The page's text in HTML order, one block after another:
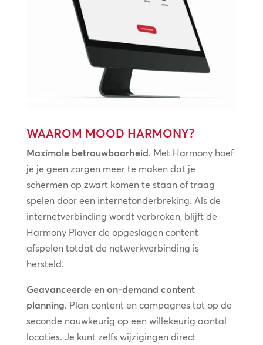
WAAROM MOOD HARMONY?
Maximale betrouwbaarheid. Met Harmony hoef
je je geen zorgen meer te maken dat je
schermen op zwart komen te staan of traag
spelen door een internetonderbreking. Als de
internetverbinding wordt verbroken, blijft de
Harmony Player de opgeslagen content
afspelen totdat de netwerkverbinding is
hersteld.
Geavanceerde en on-demand content
planning. Plan content en campagnes tot op de
seconde nauwkeurig op een willekeurig aantal
locaties. Je kunt zelfs wijzigingen direct